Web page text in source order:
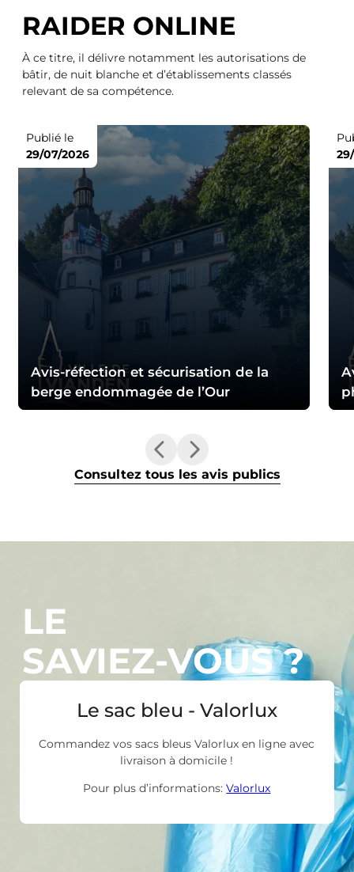
RAIDER ONLINE
À ce titre, il délivre notamment les autorisations de
bâtir, de nuit blanche et d’établissements classés
relevant de sa compétence.
Publié le
29/07/2026
Avis-réfection et sécurisation de la
berge endommagée de l’Our
Consultez tous les avis publics
Le sac bleu - Valorlux
Commandez vos sacs bleus Valorlux en ligne avec
livraison à domicile !
Pour plus d’informations:Valorlux
LE
SAVIEZ-VOUS ?